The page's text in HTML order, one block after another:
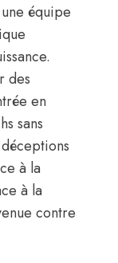
équipe
des
en
sans
à la
à la
contre